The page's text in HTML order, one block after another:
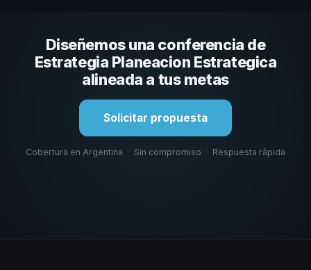
organización. En CHM Argentina te ayudamos a hacer
esa selección.
Diseñemos una conferencia de
Estrategia Planeacion Estrategica
alineada a tus metas
Solicitar propuesta
Cobertura en Argentina · Sin compromiso · Respuesta rápida